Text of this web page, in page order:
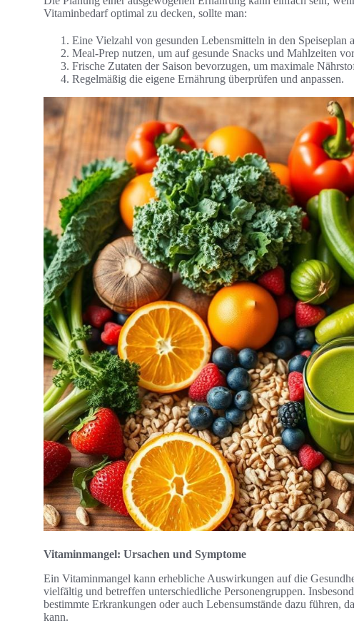
Vitaminbedarf optimal zu decken, sollte man:
Eine Vielzahl von gesunden Lebensmitteln in den Speiseplan
Meal-Prep nutzen, um auf gesunde Snacks und Mahlzeiten
Frische Zutaten der Saison bevorzugen, um maximale
Regelmäßig die eigene Ernährung überprüfen und anpassen.
Vitaminmangel: Ursachen und Symptome
Ein Vitaminmangel kann erhebliche Auswirkungen auf die
vielfältig und betreffen unterschiedliche Personengruppen.
bestimmte Erkrankungen oder auch Lebensumstände dazu führen,
kann.